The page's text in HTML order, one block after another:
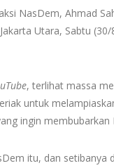
NasDem, Ahmad
Utara, Sabtu
, terlihat massa
untuk
ingin membubarkan
itu, dan setibanya